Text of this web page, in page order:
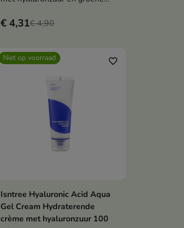
beschermt tegen vervuiling.
€ 4,31€ 4,90
Niet op voorraad
Bekijk details
favorite_border
Isntree Hyaluronic Acid Aqua
Gel Cream Hydraterende
crème met hyaluronzuur 100